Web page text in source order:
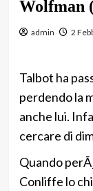
Wolfman
admin 2
Talbot ha
perdendo la
anche lui.
cercare di
Quando
Conliffe lo